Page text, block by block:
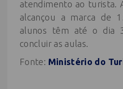
atendimento ao turista.
alcançou a marca de
alunos têm até o dia
concluir as aulas.
Fonte: Ministério do